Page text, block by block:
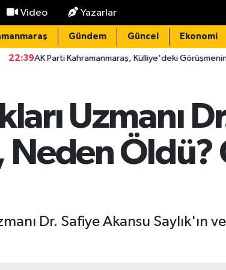
Video Yazarlar
Gündem Güncel Ekonomi
Kahramanmaraş, Külliye'deki Görüşmenin Tüm
Uzmanı
Neden
Dr. Safiye Akansu Saylık'ın